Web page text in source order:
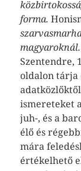
forma.
Szentendre,
oldalon tárja
ismereteket
juh-, és a
élő és
mára
értékelhető